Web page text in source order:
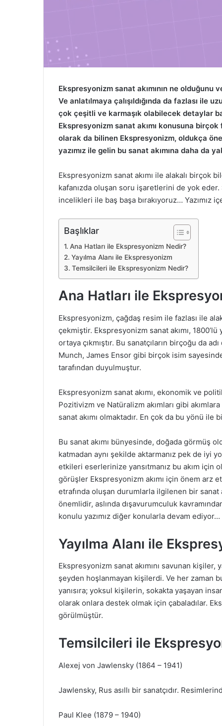
Ekspresyonizm sanat akımının ne
Ve anlatılmaya çalışıldığında da fazlası ile
çok çeşitli ve karmaşık olabilecek detaylar
Ekspresyonizm sanat akımı konusuna
olarak da bilinen Ekspresyonizm, oldukça
yazımız ile gelin bu sanat akımına daha da
Ekspresyonizm sanat akımı ile alakalı birçok
kafanızda oluşan soru işaretlerini de yok
incelikleri ile baş başa bırakıyoruz… Yazımız
Başlıklar
Ana Hatları ile Ekspresyonizm Nedir?
Yayılma Alanı ile Ekspresyonizm
Temsilcileri ile Ekspresyonizm Nedir?
Ana Hatları ile
Ekspresyonizm, çağdaş resim ile fazlası ile
çekmiştir. Ekspresyonizm sanat akımı, 1800’lü
ortaya çıkmıştır. Bu sanatçıların birçoğu da
Munch, James Ensor gibi birçok isim
tarafından duyulmuştur.
Ekspresyonizm sanat akımı, ekonomik ve
Pozitivizm ve Natüralizm akımları gibi
sanat akımı olmaktadır. En çok da bu yönü ile
Bu sanat akımı bünyesinde, doğada görmüş
katmadan aynı şekilde aktarmanız pek de iyi
etkileri eserlerinize yansıtmanız bu akım için
görüşler Ekspresyonizm akımı için önem arz
etrafında oluşan durumlarla ilgilenen bir sanat
önemlidir, aslında dışavurumculuk
konulu yazımız diğer konularla devam ediyor…
Yayılma Alanı ile
Ekspresyonizm sanat akımını savunan
şeyden hoşlanmayan kişilerdi. Ve her zaman
yanısıra; yoksul kişilerin, sokakta yaşayan
olarak onlara destek olmak için çabaladılar.
görülmüştür.
Temsilcileri ile
Alexej von Jawlensky (1864 – 1941)
Jawlensky, Rus asıllı bir sanatçıdır.
Paul Klee (1879 – 1940)